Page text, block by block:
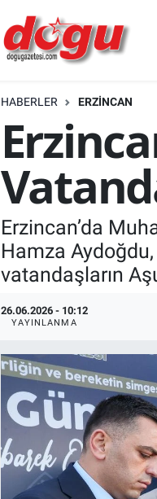
HABERLER ERZINCAN
Erzincan’da
Hamza
vatandaşların
26.06.2026 - 10:12
YAYINLANMA
FOTOĞRAFLARI
SANAT